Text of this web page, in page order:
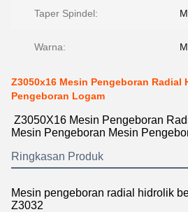
Taper Spindel:
Warna:
Z3050x16 Mesin Pengeboran Radial
Pengeboran Logam
Z3050X16 Mesin Pengeboran
Mesin Pengeboran Mesin
Ringkasan Produk
Mesin pengeboran radial hidrolik
Z3032